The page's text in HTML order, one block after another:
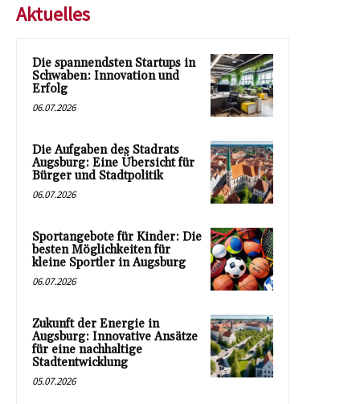
Aktuelles
Die spannendsten Startups in
Schwaben: Innovation und
Erfolg
06.07.2026
Die Aufgaben des Stadrats
Augsburg: Eine Übersicht für
Bürger und Stadtpolitik
06.07.2026
Sportangebote für Kinder: Die
besten Möglichkeiten für
kleine Sportler in Augsburg
06.07.2026
Zukunft der Energie in
Augsburg: Innovative Ansätze
für eine nachhaltige
Stadtentwicklung
05.07.2026